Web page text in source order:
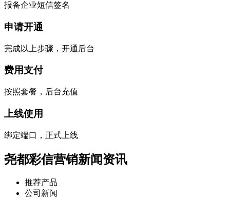
报备企业短信签名
申请开通
完成以上步骤，开通后台
费用支付
按照套餐，后台充值
上线使用
绑定端口，正式上线
尧都彩信营销新闻资讯
推荐产品
公司新闻